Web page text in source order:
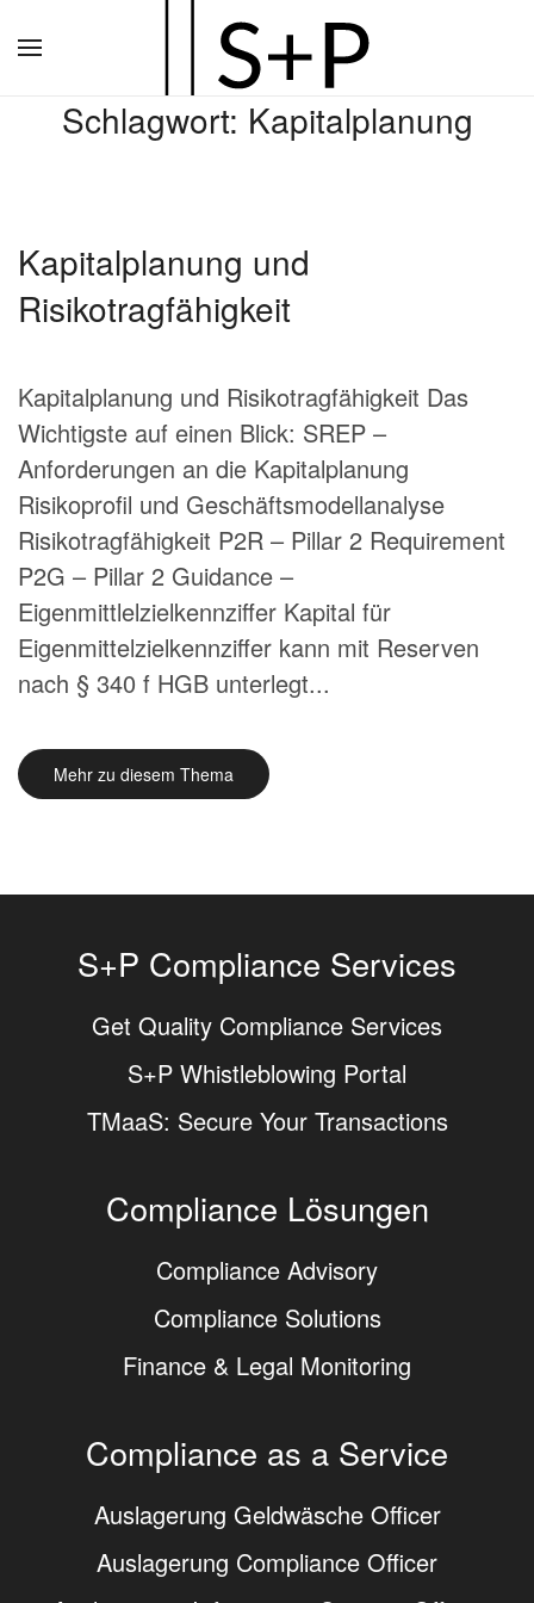
Hauptinhalt
springen
Schlagwort: Kapitalplanung
Kapitalplanung und
Risikotragfähigkeit
Kapitalplanung und Risikotragfähigkeit Das
Wichtigste auf einen Blick: SREP –
Anforderungen an die Kapitalplanung
Risikoprofil und Geschäftsmodellanalyse
Risikotragfähigkeit P2R – Pillar 2 Requirement
P2G – Pillar 2 Guidance –
Eigenmittlelzielkennziffer Kapital für
Eigenmittelzielkennziffer kann mit Reserven
nach § 340 f HGB unterlegt...
Mehr zu diesem Thema
S+P Compliance Services
Get Quality Compliance Services
S+P Whistleblowing Portal
TMaaS: Secure Your Transactions
Compliance Lösungen
Compliance Advisory
Compliance Solutions
Finance & Legal Monitoring
Compliance as a Service
Auslagerung Geldwäsche Officer
Auslagerung Compliance Officer